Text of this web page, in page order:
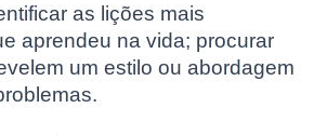
as lições mais
aprendeu na vida; procurar
um estilo ou abordagem